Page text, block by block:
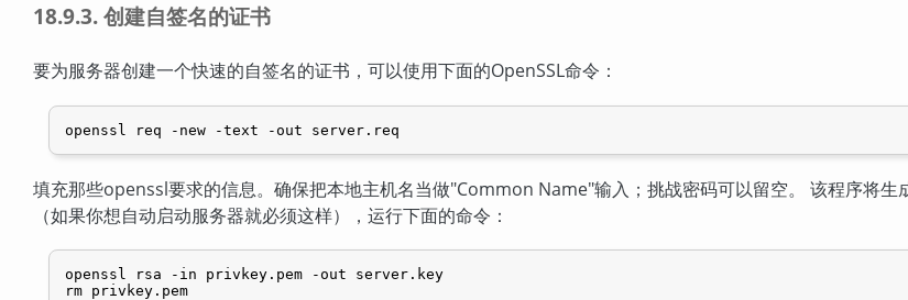
18.9.3. 创建自签名的证书
要为服务器创建一个快速的自签名的证书，可以使用下面的OpenSSL命令：
openssl req -new -text -out server.req
填充那些openssl要求的信息。确保把本地主机名当做"Common Name"输入；挑战密码可以留空。 该程序将
（如果你想自动启动服务器就必须这样），运行下面的命令：
openssl rsa -in privkey.pem -out server.key
rm privkey.pem